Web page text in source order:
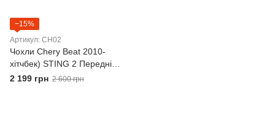
−15%
Артикул: CH02
Чохли Chery Beat 2010-
хітчбек) STING 2 Передні
універсальні
2 199 грн 2 600 грн